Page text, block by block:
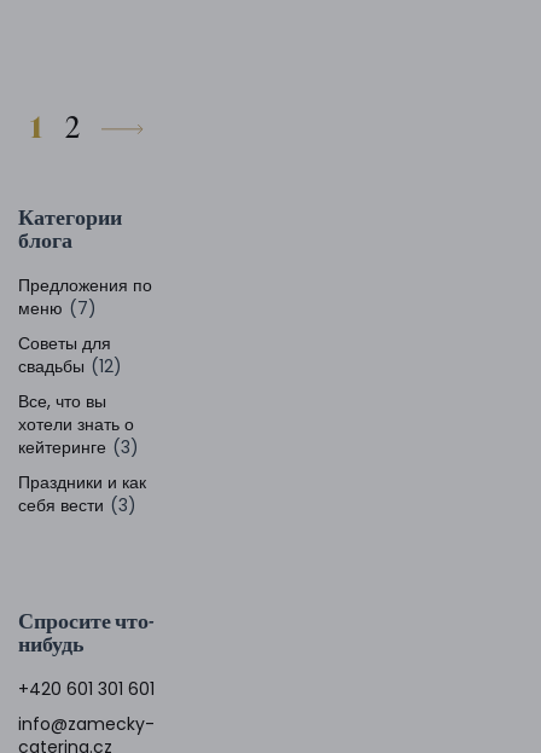
1 2
Категории
блога
Предложения по
меню (7)
Советы для
свадьбы (12)
Все, что вы
хотели знать о
кейтеринге (3)
Праздники и как
себя вести (3)
Спросите что-
нибудь
+420 601 301 601
info@zamecky-
catering.cz